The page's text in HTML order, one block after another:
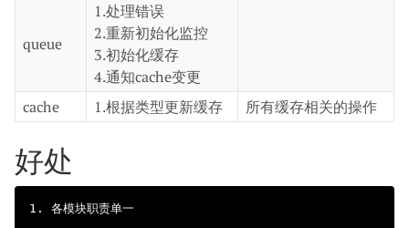
queue
1.处理错误
2.重新初始化监控
3.初始化缓存
4.通知cache变更
cache
1.根据类型更新缓存 所有缓存相关的操作
好处
1. 各模块职责单一